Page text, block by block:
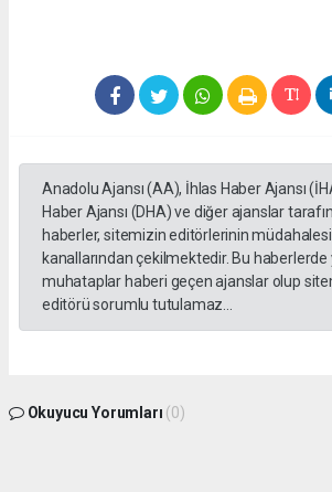
Anadolu Ajansı (AA), İhlas Haber Ajansı
Haber Ajansı (DHA) ve diğer ajanslar
haberler, sitemizin editörlerinin
kanallarından çekilmektedir. Bu
muhataplar haberi geçen ajanslar olup
editörü sorumlu tutulamaz...
Okuyucu Yorumları (0)